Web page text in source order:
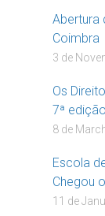
Abertura
Coimbra
3 de
Os
7ª edição
8 de
Escola
Chegou
11 de